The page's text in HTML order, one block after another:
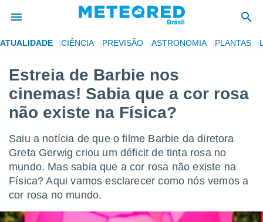
da
para
fornecidas
forma
ATUALIDADE CIÊNCIA PREVISÃO ASTRONOMIA PLANTAS
Estreia de Barbie nos
cinemas! Sabia que a cor rosa
não existe na Física?
Saiu a notícia de que o filme Barbie da diretora
Greta Gerwig criou um déficit de tinta rosa no
mundo. Mas sabia que a cor rosa não existe na
Física? Aqui vamos esclarecer como nós vemos a
cor rosa no mundo.